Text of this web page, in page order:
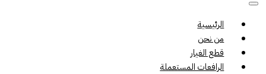
الرئيسية
من نحن
قطع الغيار
الرافعات المستعملة